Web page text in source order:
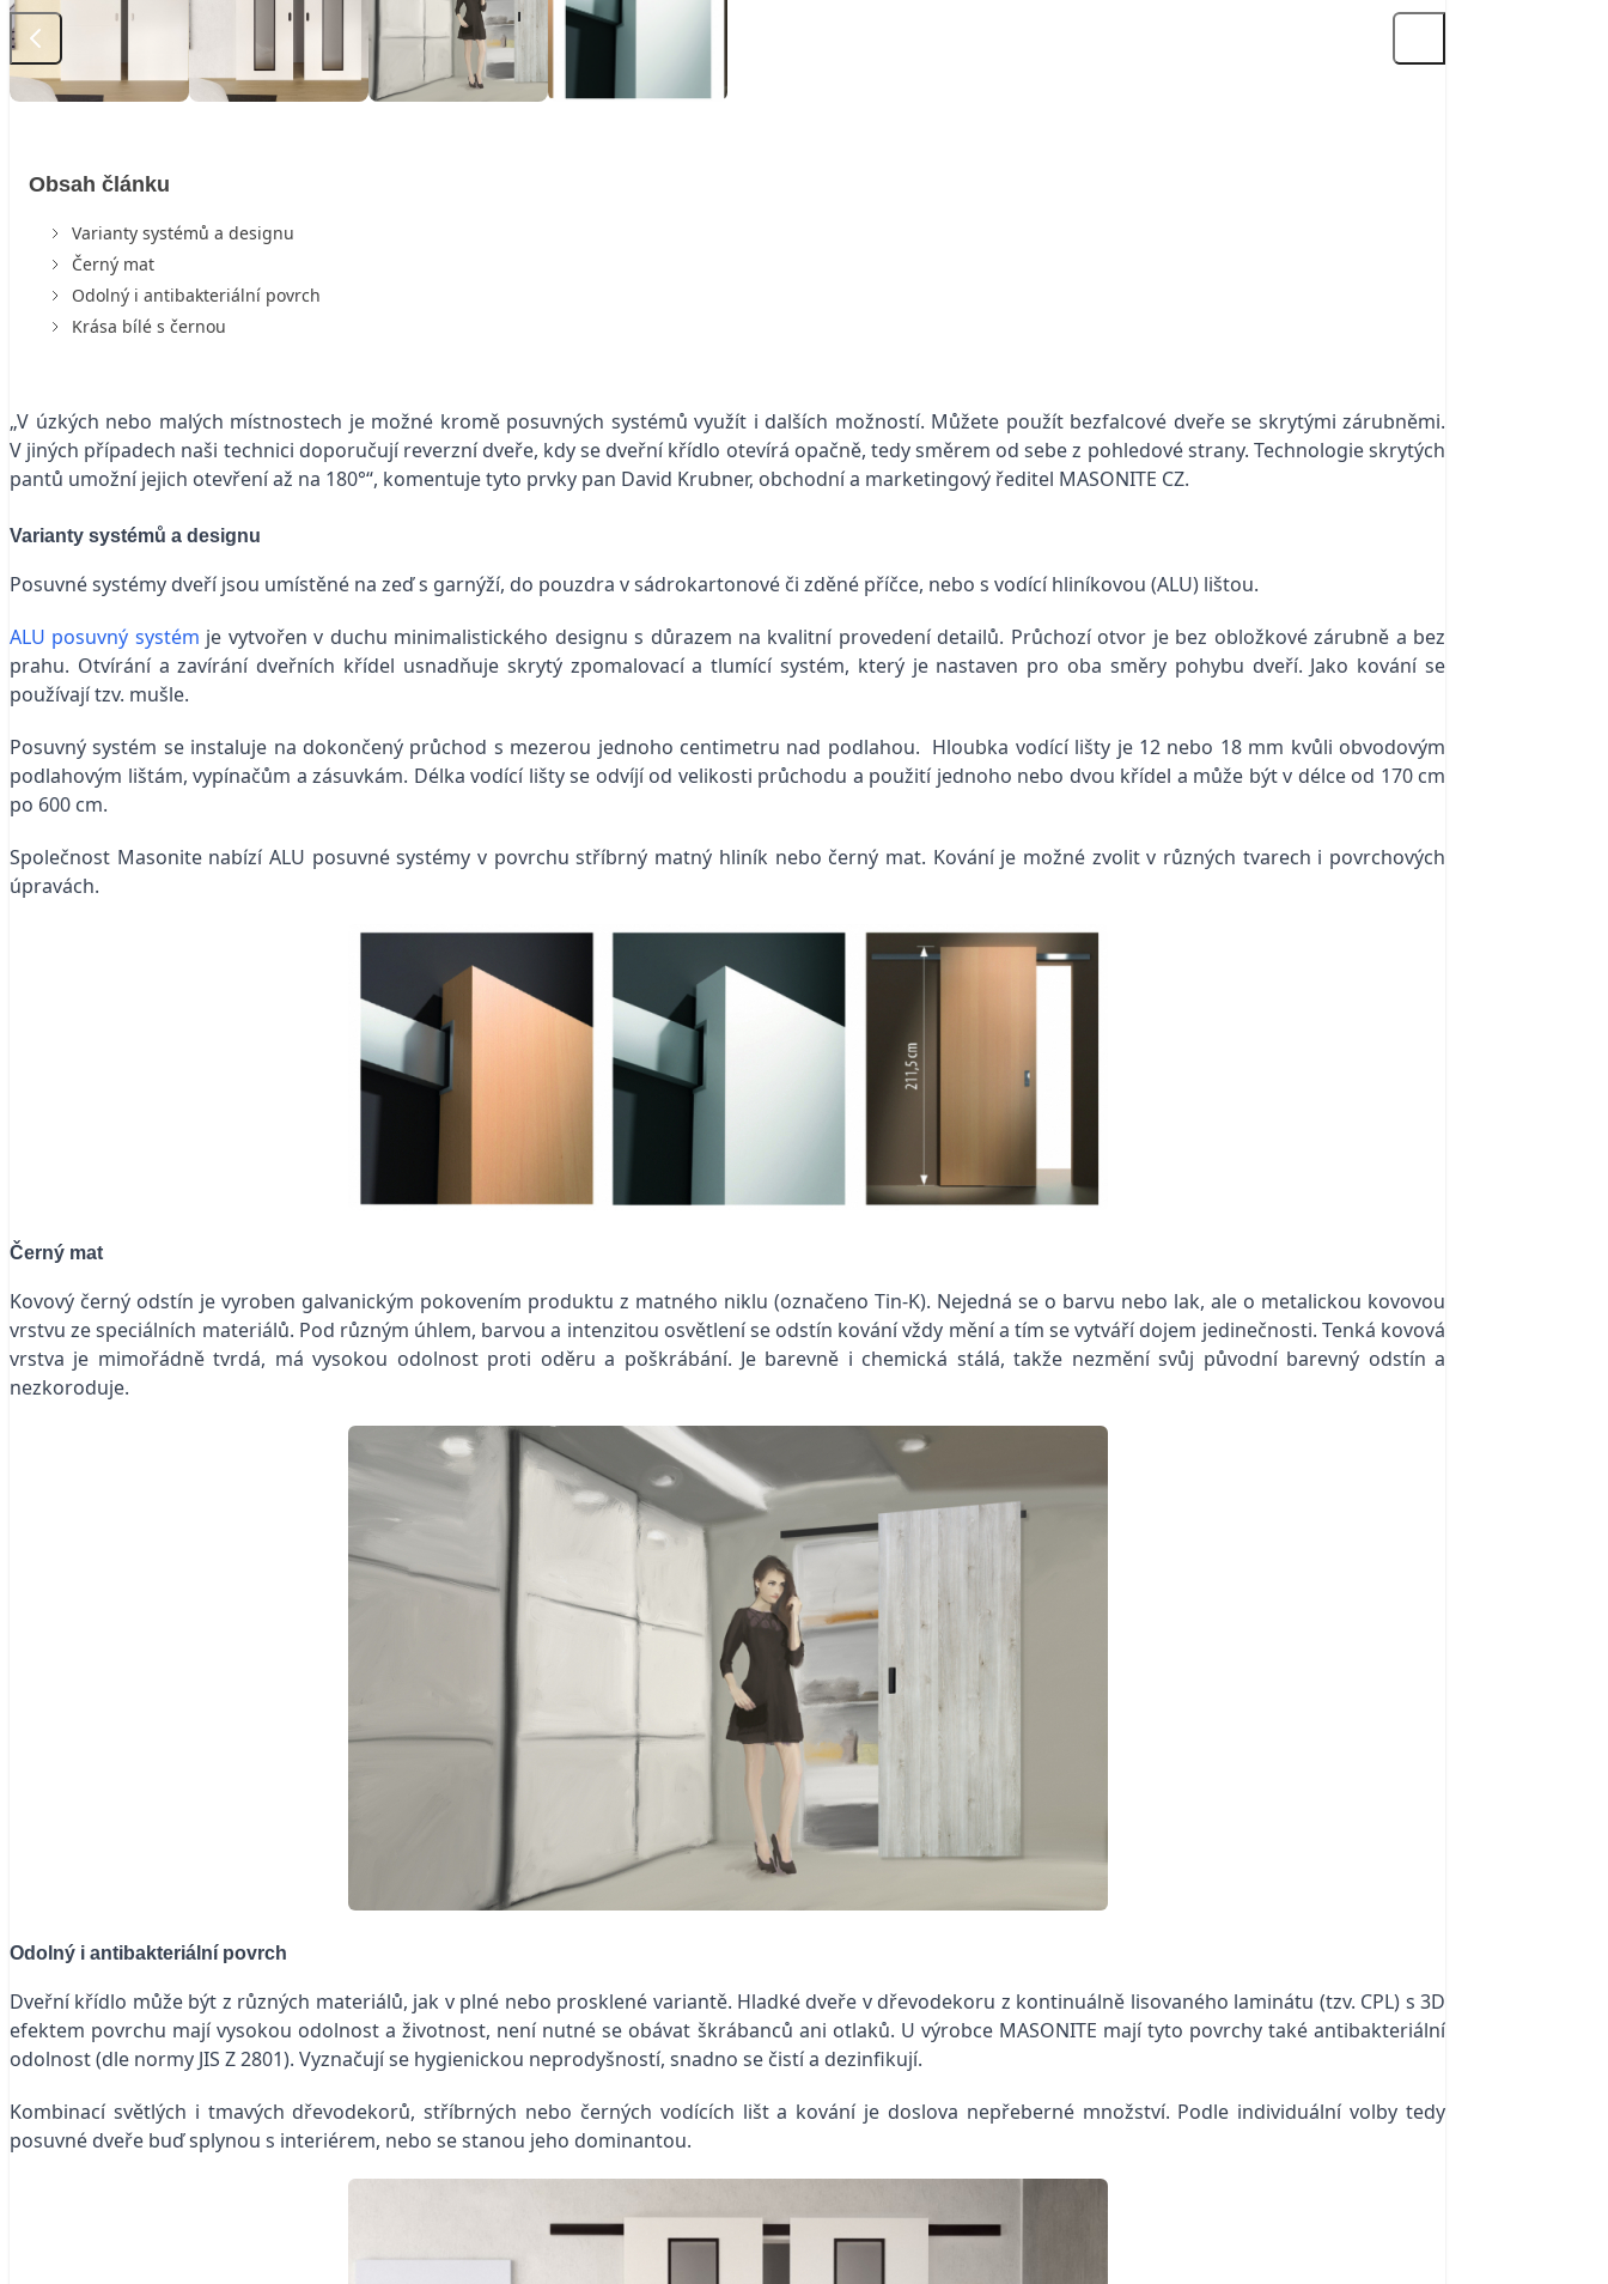
Obsah článku
Varianty systémů a designu
Černý mat
Odolný i antibakteriální povrch
Krása bílé s černou
„V úzkých nebo malých místnostech je možné kromě posuvných systémů využít i dalších možností. Můžete použít bezfalcové dveře se skrytými zárubněmi.
V jiných případech naši technici doporučují reverzní dveře, kdy se dveřní křídlo otevírá opačně, tedy směrem od sebe z pohledové strany. Technologie skrytých
pantů umožní jejich otevření až na 180°“, komentuje tyto prvky pan David Krubner, obchodní a marketingový ředitel MASONITE CZ.
Varianty systémů a designu
Posuvné systémy dveří jsou umístěné na zeď s garnýží, do pouzdra v sádrokartonové či zděné příčce, nebo s vodící hliníkovou (ALU) lištou.
ALU posuvný systém je vytvořen v duchu minimalistického designu s důrazem na kvalitní provedení detailů. Průchozí otvor je bez obložkové zárubně a bez
prahu. Otvírání a zavírání dveřních křídel usnadňuje skrytý zpomalovací a tlumící systém, který je nastaven pro oba směry pohybu dveří. Jako kování se
používají tzv. mušle.
Posuvný systém se instaluje na dokončený průchod s mezerou jednoho centimetru nad podlahou. Hloubka vodící lišty je 12 nebo 18 mm kvůli obvodovým
podlahovým lištám, vypínačům a zásuvkám. Délka vodící lišty se odvíjí od velikosti průchodu a použití jednoho nebo dvou křídel a může být v délce od 170 cm
po 600 cm.
Společnost Masonite nabízí ALU posuvné systémy v povrchu stříbrný matný hliník nebo černý mat. Kování je možné zvolit v různých tvarech i povrchových
úpravách.
Černý mat
Kovový černý odstín je vyroben galvanickým pokovením produktu z matného niklu (označeno Tin-K). Nejedná se o barvu nebo lak, ale o metalickou kovovou
vrstvu ze speciálních materiálů. Pod různým úhlem, barvou a intenzitou osvětlení se odstín kování vždy mění a tím se vytváří dojem jedinečnosti. Tenká kovová
vrstva je mimořádně tvrdá, má vysokou odolnost proti oděru a poškrábání. Je barevně i chemická stálá, takže nezmění svůj původní barevný odstín a
nezkoroduje.
Odolný i antibakteriální povrch
Dveřní křídlo může být z různých materiálů, jak v plné nebo prosklené variantě. Hladké dveře v dřevodekoru z kontinuálně lisovaného laminátu (tzv. CPL) s 3D
efektem povrchu mají vysokou odolnost a životnost, není nutné se obávat škrábanců ani otlaků. U výrobce MASONITE mají tyto povrchy také antibakteriální
odolnost (dle normy JIS Z 2801). Vyznačují se hygienickou neprodyšností, snadno se čistí a dezinfikují.
Kombinací světlých i tmavých dřevodekorů, stříbrných nebo černých vodících lišt a kování je doslova nepřeberné množství. Podle individuální volby tedy
posuvné dveře buď splynou s interiérem, nebo se stanou jeho dominantou.